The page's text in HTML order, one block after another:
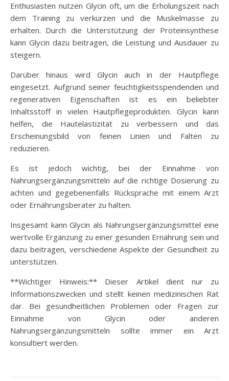
Enthusiasten nutzen Glycin oft, um die Erholungszeit nach
dem Training zu verkürzen und die Muskelmasse zu
erhalten. Durch die Unterstützung der Proteinsynthese
kann Glycin dazu beitragen, die Leistung und Ausdauer zu
steigern.
Darüber hinaus wird Glycin auch in der Hautpflege
eingesetzt. Aufgrund seiner feuchtigkeitsspendenden und
regenerativen Eigenschaften ist es ein beliebter
Inhaltsstoff in vielen Hautpflegeprodukten. Glycin kann
helfen, die Hautelastizität zu verbessern und das
Erscheinungsbild von feinen Linien und Falten zu
reduzieren.
Es ist jedoch wichtig, bei der Einnahme von
Nahrungsergänzungsmitteln auf die richtige Dosierung zu
achten und gegebenenfalls Rücksprache mit einem Arzt
oder Ernährungsberater zu halten.
Insgesamt kann Glycin als Nahrungsergänzungsmittel eine
wertvolle Ergänzung zu einer gesunden Ernährung sein und
dazu beitragen, verschiedene Aspekte der Gesundheit zu
unterstützen.
**Wichtiger Hinweis:** Dieser Artikel dient nur zu
Informationszwecken und stellt keinen medizinischen Rat
dar. Bei gesundheitlichen Problemen oder Fragen zur
Einnahme von Glycin oder anderen
Nahrungsergänzungsmitteln sollte immer ein Arzt
konsultiert werden.